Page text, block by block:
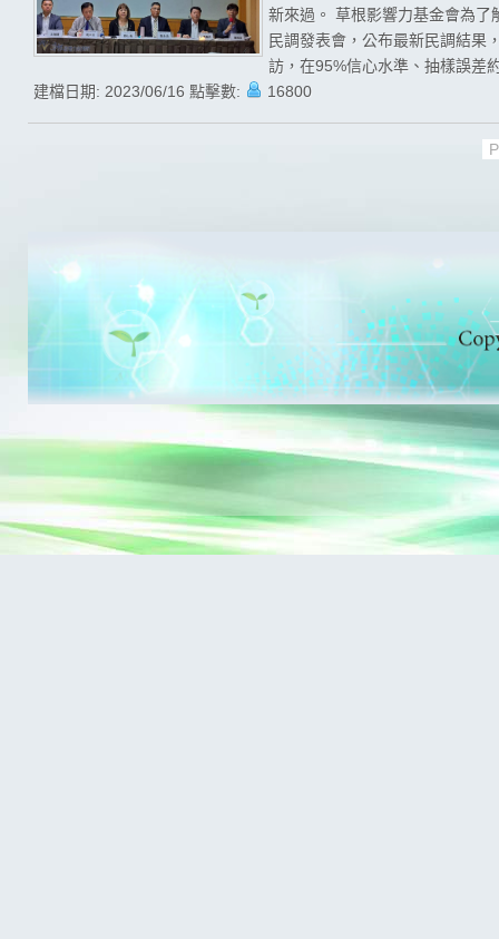
新來過。 草根影響力基金會為了
民調發表會，公布最新民調結果
訪，在95%信心水準、抽樣誤差
建檔日期: 2023/06/16 點擊數: 16800